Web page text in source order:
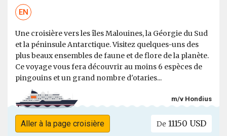
EN
Une croisière vers les îles Malouines, la Géorgie du Sud
et la péninsule Antarctique. Visitez quelques-uns des
plus beaux ensembles de faune et de flore de la planète.
Ce voyage vous fera découvrir au moins 6 espèces de
pingouins et un grand nombre d'otaries...
m/v Hondius
Aller à la page croisière De 11150 USD